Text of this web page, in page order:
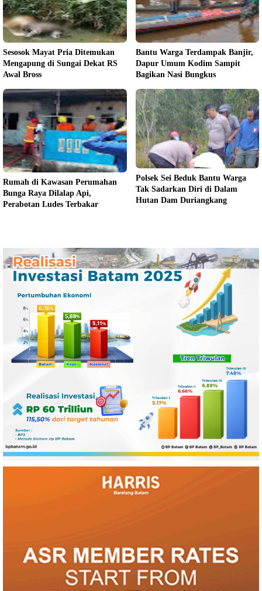
Sesosok Mayat Pria Ditemukan
Mengapung di Sungai Dekat RS
Awal Bross
Bantu Warga Terdampak Banjir,
Dapur Umum Kodim Sampit
Bagikan Nasi Bungkus
Rumah di Kawasan Perumahan
Bunga Raya Dilalap Api,
Perabotan Ludes Terbakar
Polsek Sei Beduk Bantu Warga
Tak Sadarkan Diri di Dalam
Hutan Dam Duriangkang